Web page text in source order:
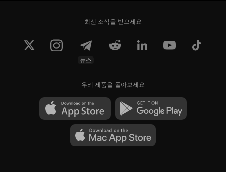
최신 소식을 받으세요
뉴스
우리 제품을 돌아보세요